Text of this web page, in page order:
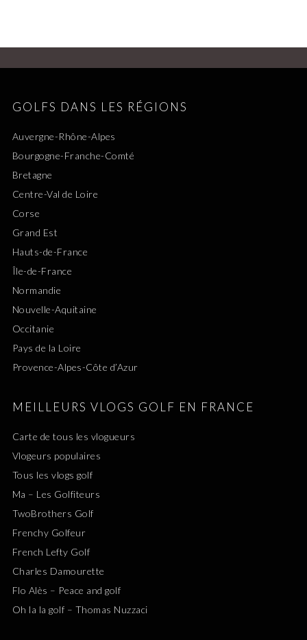
GOLFS DANS LES RÉGIONS
Auvergne-Rhône-Alpes
Bourgogne-Franche-Comté
Bretagne
Centre-Val de Loire
Corse
Grand Est
Hauts-de-France
Île-de-France
Normandie
Nouvelle-Aquitaine
Occitanie
Pays de la Loire
Provence-Alpes-Côte d’Azur
MEILLEURS VLOGS GOLF EN FRANCE
Carte de tous les vlogueurs
Vlogeurs populaires
Tous les vlogs golf
Ma – Les Golfiteurs
TwoBrothers Golf
Frenchy Golfeur
French Lefty Golf
Charles Damourette
Flo Alès – Peace and golf
Oh la la golf – Thomas Nuzzaci